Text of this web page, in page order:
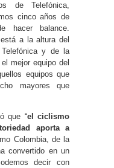
de Telefónica,
cinco años de
hacer balance.
a la altura del
y de la
mejor equipo del
equipos que
mayores que
que “el ciclismo
aporta a
Colombia, de la
convertido en un
decir con